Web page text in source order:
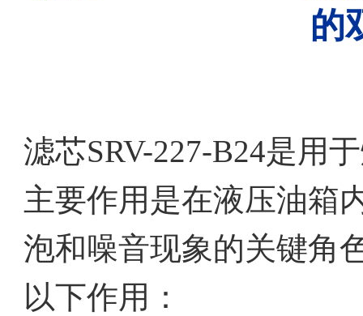
的
滤芯SRV-227-B24是用
主要作用是在液压油箱
泡和噪音现象的关键角
以下作用：